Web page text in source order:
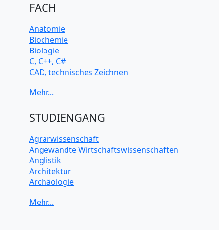
FACH
Anatomie
Biochemie
Biologie
C, C++, C#
CAD, technisches Zeichnen
Computerarchitektur
Elektrotechnik
Java
JavaScript
Künstliche Intelligenz
Latein
Makroökonomie
Mechanik
STUDIENGANG
Agrarwissenschaft
Angewandte Wirtschaftswissenschaften
Anglistik
Architektur
Archäologie
Biochemie Wissenschaften